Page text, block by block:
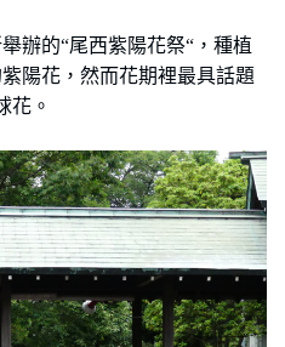
辦的“尾西紫陽花祭“，種植
陽花，然而花期裡最具話題
花。